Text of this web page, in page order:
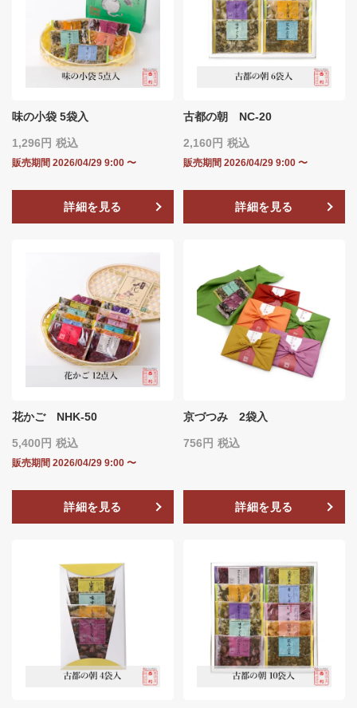
味の小袋 5袋入
1,296 税込
販売期間 2026/04/29 9:00 〜
詳細を見る
古都の朝 NC-20
2,160 税込
販売期間 2026/04/29 9:00 〜
詳細を見る
花かご NHK-50
5,400 税込
販売期間 2026/04/29 9:00 〜
詳細を見る
京づつみ 2袋入
756 税込
詳細を見る